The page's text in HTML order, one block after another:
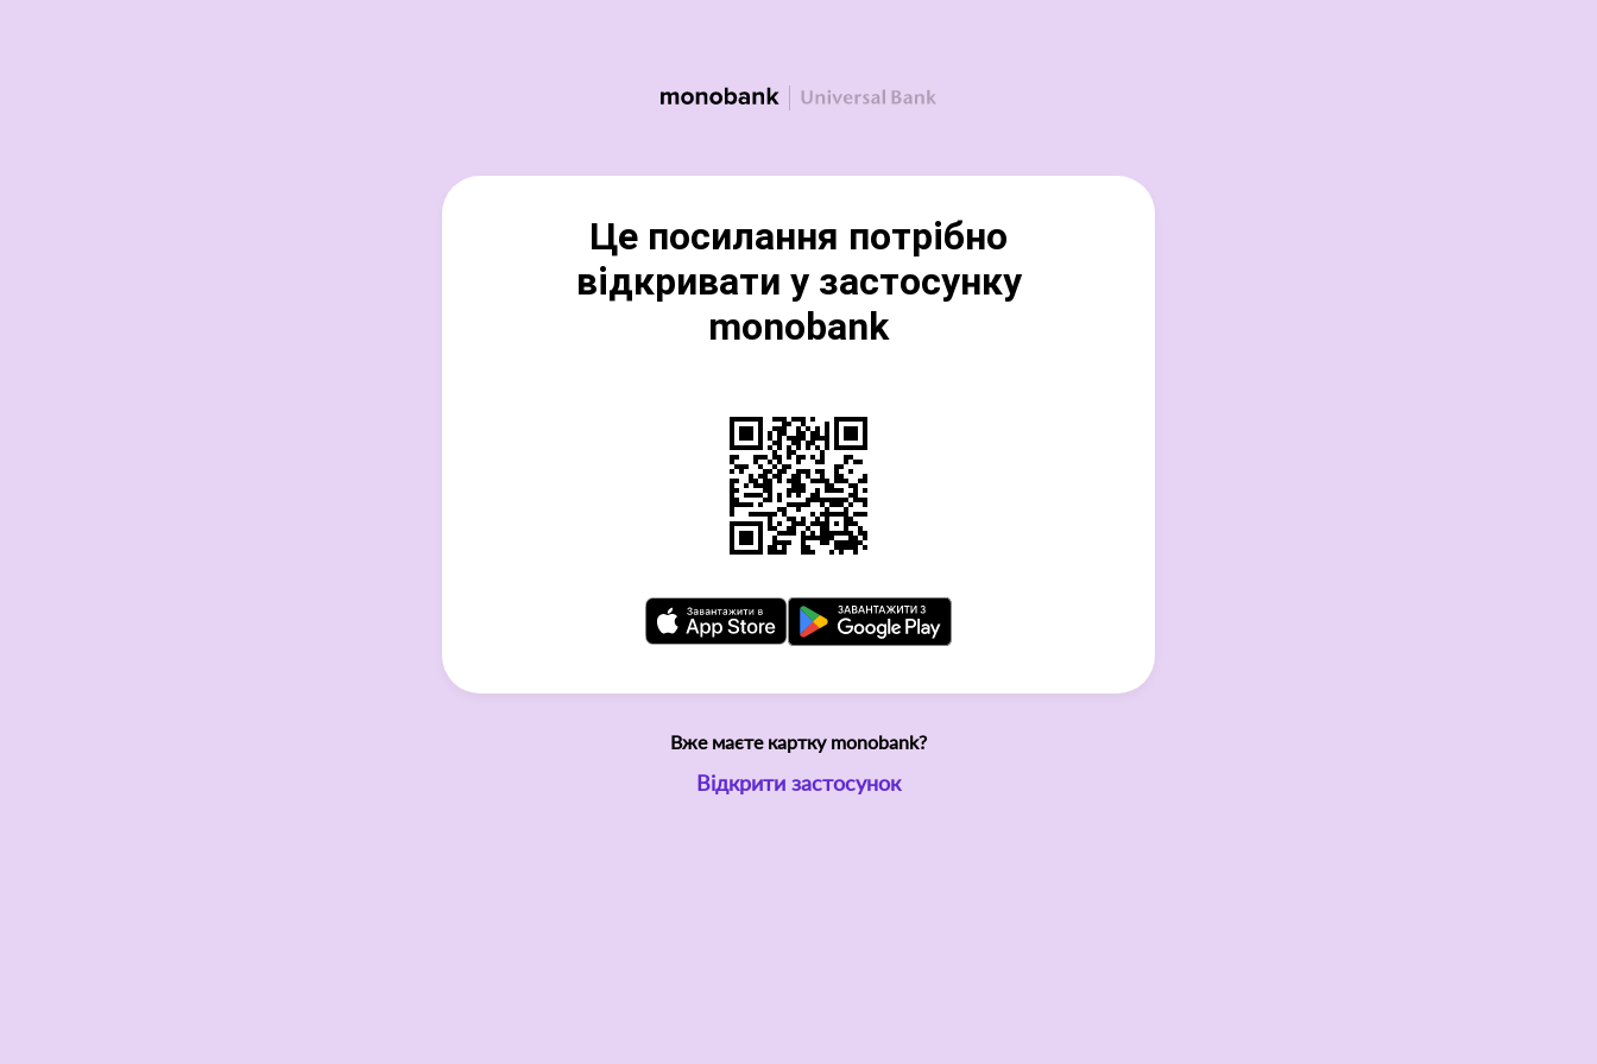
Це посилання потрібно
відкривати у застосунку
monobank
Вже маєте картку monobank?
Відкрити застосунок